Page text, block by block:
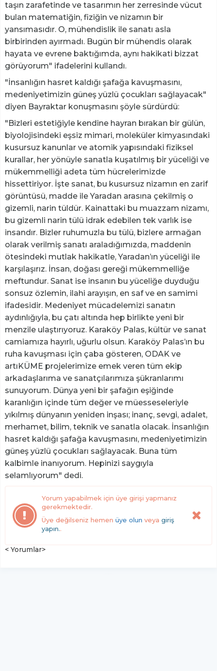
taşın zarafetinde ve tasarımın her zerresinde vücut
bulan matematiğin, fiziğin ve nizamın bir
yansımasıdır. O, mühendislik ile sanatı asla
birbirinden ayırmadı. Bugün bir mühendis olarak
hayata ve evrene baktığımda, aynı hakikati bizzat
görüyorum" ifadelerini kullandı.
"İnsanlığın hasret kaldığı şafağa kavuşmasını,
medeniyetimizin güneş yüzlü çocukları sağlayacak"
diyen Bayraktar konuşmasını şöyle sürdürdü:
"Bizleri estetiğiyle kendine hayran bırakan bir gülün,
biyolojisindeki eşsiz mimari, moleküler kimyasındaki
kusursuz kanunlar ve atomik yapısındaki fiziksel
kurallar, her yönüyle sanatla kuşatılmış bir yüceliği ve
mükemmelliği adeta tüm hücrelerimizde
hissettiriyor. İşte sanat, bu kusursuz nizamın en zarif
görüntüsü, madde ile Yaradan arasına çekilmiş o
gizemli, narin tüldür. Kainattaki bu muazzam nizamı,
bu gizemli narin tülü idrak edebilen tek varlık ise
insandır. Bizler ruhumuzla bu tülü, bizlere armağan
olarak verilmiş sanatı araladığımızda, maddenin
ötesindeki mutlak hakikatle, Yaradan’ın yüceliği ile
karşılaşırız. İnsan, doğası gereği mükemmelliğe
meftundur. Sanat ise insanın bu yüceliğe duyduğu
sonsuz özlemin, ilahi arayışın, en saf ve en samimi
ifadesidir. Medeniyet mücadelemizi sanatın
aydınlığıyla, bu çatı altında hep birlikte yeni bir
menzile ulaştırıyoruz. Karaköy Palas, kültür ve sanat
camiamıza hayırlı, uğurlu olsun. Karaköy Palas’ın bu
ruha kavuşması için çaba gösteren, ODAK ve
artıKÜME projelerimize emek veren tüm ekip
arkadaşlarıma ve sanatçılarımıza şükranlarımı
sunuyorum. Dünya yeni bir şafağın eşiğinde
karanlığın içinde tüm değer ve müesseseleriyle
yıkılmış dünyanın yeniden inşası; inanç, sevgi, adalet,
merhamet, bilim, teknik ve sanatla olacak. İnsanlığın
hasret kaldığı şafağa kavuşmasını, medeniyetimizin
güneş yüzlü çocukları sağlayacak. Buna tüm
kalbimle inanıyorum. Hepinizi saygıyla
selamlıyorum" dedi.
Yorum yapabilmek için üye girişi yapmanız
gerekmektedir.
Üye değilseniz hemen üye olun veya giriş
yapın..
< Yorumlar>